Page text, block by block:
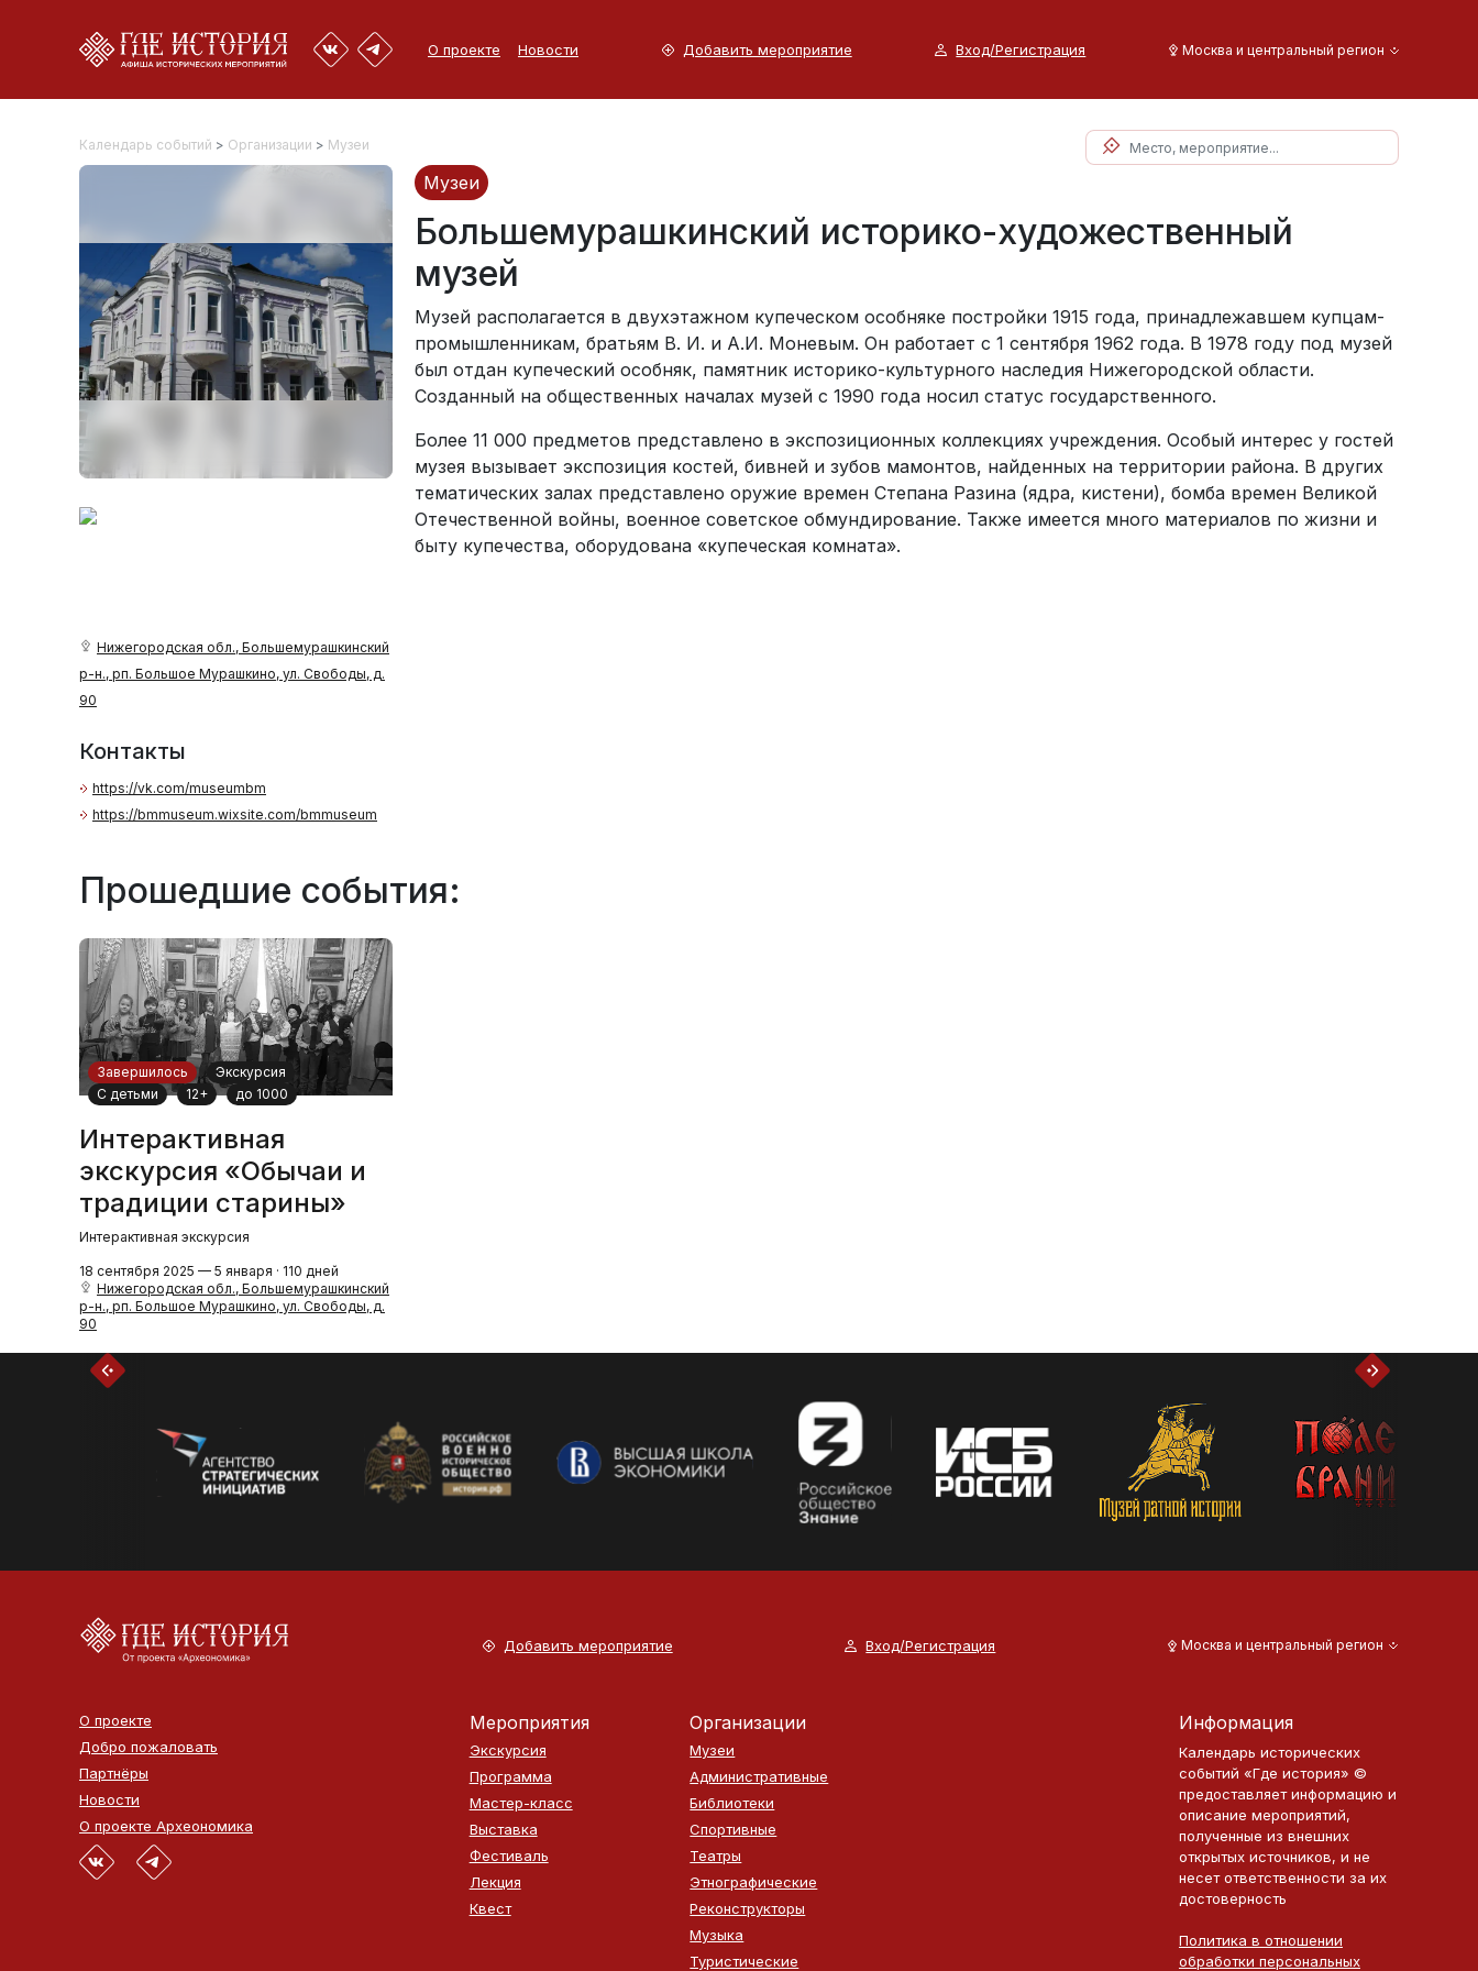
О проекте Новости Добавить мероприятие Вход/Регистрация Москва и центральный регион
Календарь событий > Организации > Музеи
Нижегородская обл., Большемурашкинский
р-н., рп. Большое Мурашкино, ул. Свободы, д.
90
Контакты
https://vk.com/museumbm
https://bmmuseum.wixsite.com/bmmuseum
Музеи
Большемурашкинский историко-художественный
музей
Музей располагается в двухэтажном купеческом особняке постройки 1915 года, принадлежавшем купцам-
промышленникам, братьям В. И. и А.И. Моневым. Он работает с 1 сентября 1962 года. В 1978 году под музей
был отдан купеческий особняк, памятник историко-культурного наследия Нижегородской области.
Созданный на общественных началах музей с 1990 года носил статус государственного.
Более 11 000 предметов представлено в экспозиционных коллекциях учреждения. Особый интерес у гостей
музея вызывает экспозиция костей, бивней и зубов мамонтов, найденных на территории района. В других
тематических залах представлено оружие времен Степана Разина (ядра, кистени), бомба времен Великой
Отечественной войны, военное советское обмундирование. Также имеется много материалов по жизни и
быту купечества, оборудована «купеческая комната».
Прошедшие события:
Завершилось
Экскурсия
С детьми
12+ до 1000
Интерактивная
экскурсия «Обычаи и
традиции старины»
Интерактивная экскурсия
18 сентября 2025 — 5 января · 110 дней
Нижегородская обл., Большемурашкинский
р-н., рп. Большое Мурашкино, ул. Свободы, д.
90
Добавить мероприятие Вход/Регистрация Москва и центральный регион
О проекте
Добро пожаловать
Партнёры
Новости
О проекте Археономика
Мероприятия
Экскурсия
Программа
Мастер-класс
Выставка
Фестиваль
Лекция
Квест
Организации
Музеи
Административные
Библиотеки
Спортивные
Театры
Этнографические
Реконструкторы
Музыка
Туристические
Информация
Календарь исторических
событий «Где история» ©
предоставляет информацию и
описание мероприятий,
полученные из внешних
открытых источников, и не
несет ответственности за их
достоверность
Политика в отношении
обработки персональных